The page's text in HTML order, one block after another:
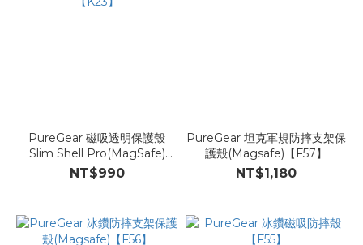
PureGear 磁吸透明保護殼
Slim Shell Pro(MagSafe)
【K23】
NT$990
PureGear 坦克軍規防摔支架保
護殼(Magsafe)【F57】
NT$1,180